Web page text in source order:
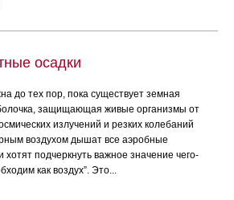
осадки
до тех пор, пока существует земная
защищающая живые организмы от
излучений и резких колебаний
воздухом дышат все аэробные
подчеркнуть важное значение чего-
как воздух”. Это...